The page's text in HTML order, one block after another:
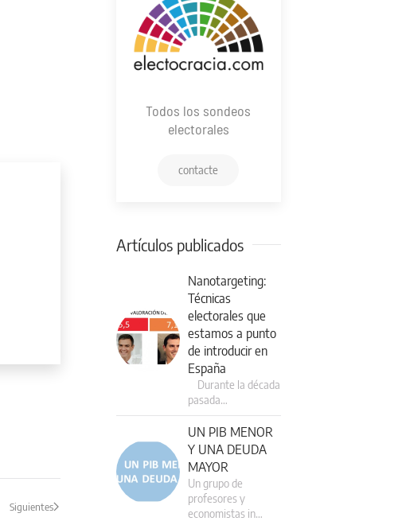
Siguientes
Todos los sondeos
electorales
contacte
Artículos publicados
Nanotargeting:
Técnicas
electorales que
estamos a punto
de introducir en
España
Durante la década
pasada…
UN PIB MENOR
Y UNA DEUDA
MAYOR
Un grupo de
profesores y
economistas in…